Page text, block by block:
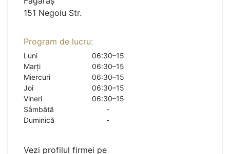
151 Negoiu Str.
Program de lucru:
Luni
06:30–15
Marți
06:30–15
Miercuri
06:30–15
Joi
06:30–15
Vineri
06:30–15
Sâmbătă
-
Duminică
-
Vezi profilul firmei pe